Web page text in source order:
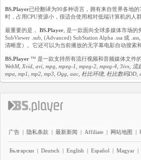
BS.Player已经翻译为90多种语言，拥有来自世界各地
时，占用CPU资源小，很适合使用相对低端计算机的
最重要的是， BS.Player , 是一款面向全球多媒体市场
SubViewer .sub, (Advanced) SubStation Alpha .ssa 或
清晰度）。它还可以为当前播放的无字幕电影自动搜索
BS.Player ™ 是一款支持所有流行视频和音频媒体文件
WebM, Xvid, avi, mpg, mpeg-1, mpeg-2, mpeg-4, 3ivx, 流
mpa, mp1, mp2, mp3, Ogg, aac, 杜比环绕, 杜比数码
广告 | 隐私条款 | 最新新闻 | Affiliate | 网站地图 |
Български | Deutsch | English | Español | Magyar |